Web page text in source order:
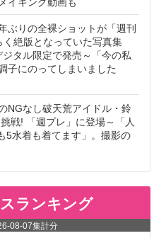
ぶりの全裸ショットが「週刊
絶版となっていた写真集
ジタル限定で発売～「今の私
子にのってしまいました
NGなし破天荒アイドル・鈴
戦! 「週プレ」に登場～「人
5水着も着てます」。撮影の
ランキング
08-07集計分